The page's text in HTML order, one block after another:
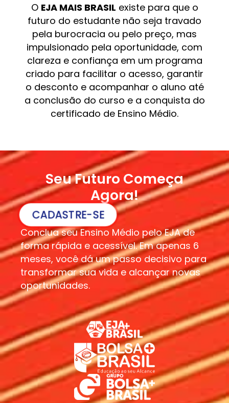
O EJA MAIS BRASIL existe para que o
futuro do estudante não seja travado
pela burocracia ou pelo preço, mas
impulsionado pela oportunidade, com
clareza e confiança em um programa
criado para facilitar o acesso, garantir
o desconto e acompanhar o aluno até
a conclusão do curso e a conquista do
certificado de Ensino Médio.
Seu Futuro Começa
Agora!
CADASTRE-SE
Conclua seu Ensino Médio pelo EJA de
forma rápida e acessível. Em apenas 6
meses, você dá um passo decisivo para
transformar sua vida e alcançar novas
oportunidades.